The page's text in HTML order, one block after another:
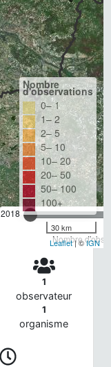
2018
Nombre
Nombre
d'observations
0– 1
1– 2
2– 5
5– 10
10– 20
20– 50
50– 100
100+
30 km
Leaflet| ©IGN
1
observateur
1
organisme